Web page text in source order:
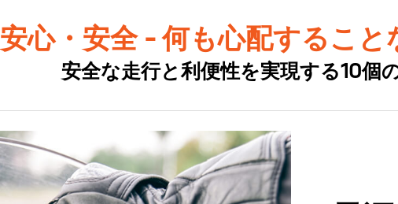
安心・安全 - 何も心配すること
安全な走行と利便性を実現する10個